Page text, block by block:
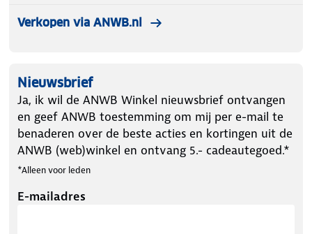
Verkopen via ANWB.nl
Nieuwsbrief
Ja, ik wil de ANWB Winkel nieuwsbrief ontvangen
en geef ANWB toestemming om mij per e-mail te
benaderen over de beste acties en kortingen uit de
ANWB (web)winkel en ontvang 5.- cadeautegoed.*
*Alleen voor leden
E-mailadres